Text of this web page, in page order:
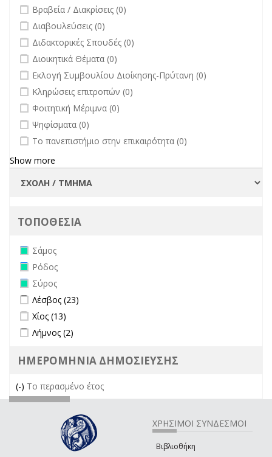
undefined
Βραβεία / Διακρίσεις (0)
undefined
Διαβουλεύσεις (0)
undefined
Διδακτορικές Σπουδές (0)
undefined
Διοικητικά Θέματα (0)
undefined
Εκλογή Συμβουλίου Διοίκησης-Πρύτανη (0)
undefined
Κληρώσεις επιτροπών (0)
undefined
Φοιτητική Μέριμνα (0)
undefined
Ψηφίσματα (0)
undefined
Το πανεπιστήμιο στην επικαιρότητα (0)
Show more
ΤΟΠΟΘΕΣΙΑ
Remove Σάμος filter
Σάμος
Remove Ρόδος filter
Ρόδος
Remove Σύρος filter
Σύρος
Apply Λέσβος filter
Λέσβος (23)
Apply Χίος filter
Χίος (13)
Apply Λήμνος filter
Λήμνος (2)
ΗΜΕΡΟΜΗΝΙΑ ΔΗΜΟΣΙΕΥΣΗΣ
(-) Remove Το περασμένο έτος filter
Το περασμένο έτος
ΧΡΗΣΙΜΟΙ ΣΥΝΔΕΣΜΟΙ
Βιβλιοθήκη